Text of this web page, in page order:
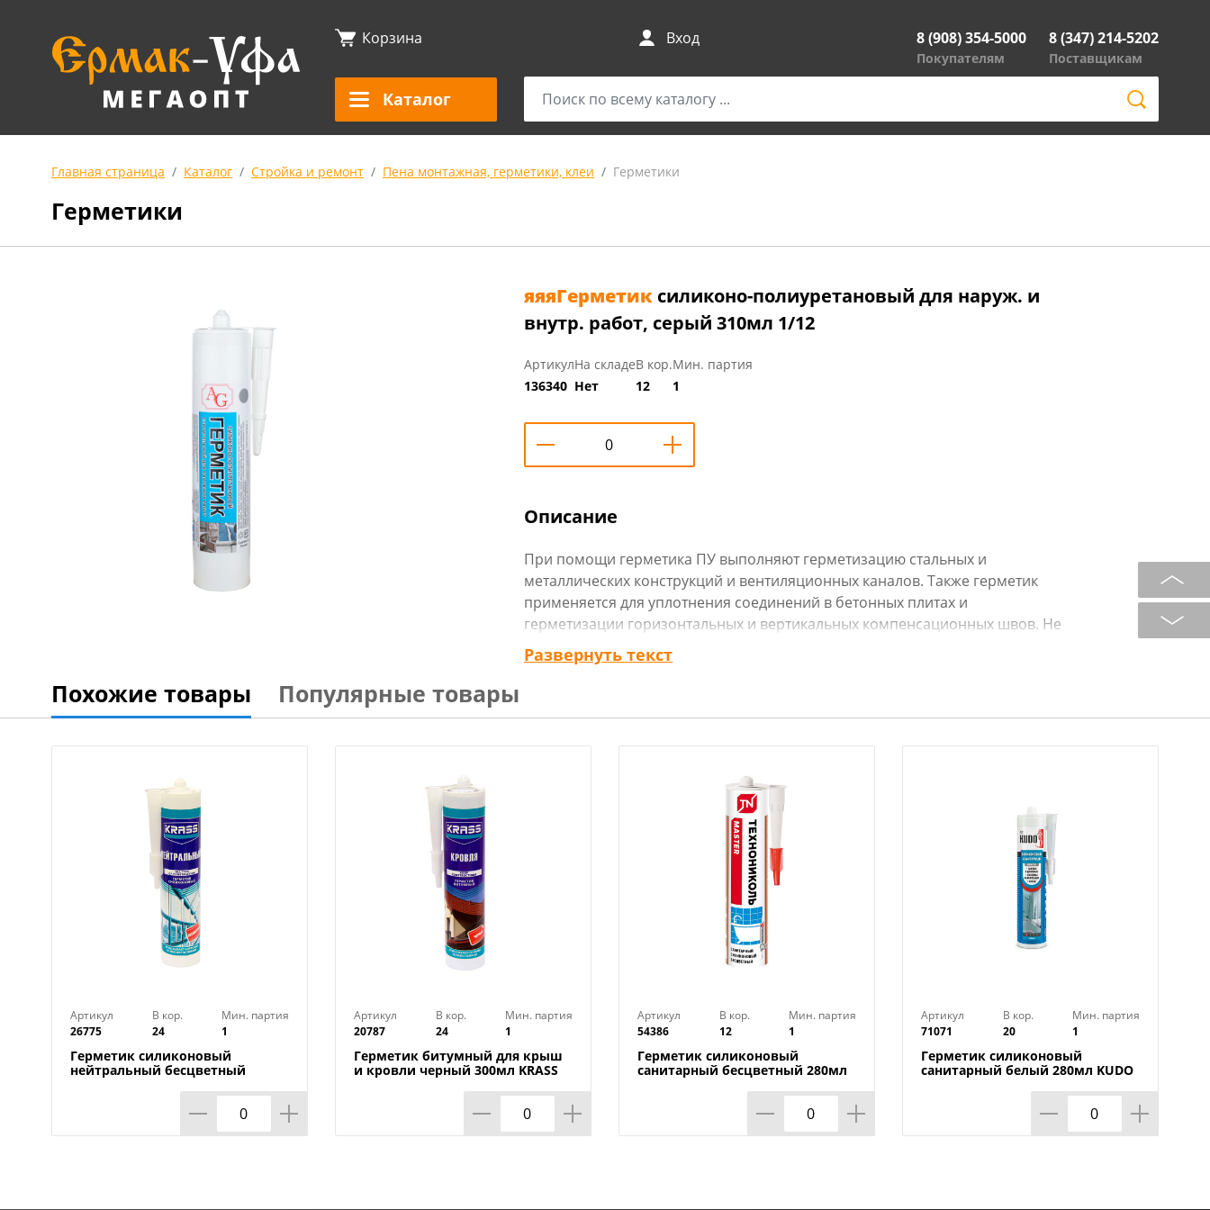
Корзина Вход 8 (908) 354-5000
Покупателям
8 (347) 214-5202
Поставщикам
Каталог
Главная страница Каталог Стройка и ремонт Пена монтажная, герметики, клеи Герметики
Герметики
яяяГерметик силиконо-полиуретановый для наруж. и
внутр. работ, серый 310мл 1/12
Артикул
136340
На складе
Нет
В кор.
12
Мин. партия
1
Описание
При помощи герметика ПУ выполняют герметизацию стальных и
металлических конструкций и вентиляционных каналов. Также герметик
применяется для уплотнения соединений в бетонных плитах и
герметизации горизонтальных и вертикальных компенсационных швов. Не
предназначен для работы с битумными поверхностями, полиэтиленом и
полипропиленом.
Технические характеристики:
Температурный режим использования: от +5°С до +40°С
Состав: Силикон, Полиуретан
Назначение: для внутренних работ, для наружных работ
Развернуть текст
Похожие товары Популярные товары
Артикул
26775
В кор.
24
Мин. партия
1
Герметик силиконовый
нейтральный бесцветный
Артикул
20787
В кор.
24
Мин. партия
1
Герметик битумный для крыш
и кровли черный 300мл KRASS
Артикул
54386
В кор.
12
Мин. партия
1
Герметик силиконовый
санитарный бесцветный 280мл
Артикул
71071
В кор.
20
Мин. партия
1
Герметик силиконовый
санитарный белый 280мл KUDO